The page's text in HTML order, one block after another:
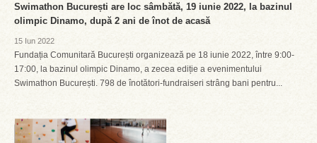
Swimathon București are loc sâmbătă, 19 iunie 2022, la bazinul
olimpic Dinamo, după 2 ani de înot de acasă
15 Iun 2022
Fundația Comunitară București organizează pe 18 iunie 2022, între 9:00-
17:00, la bazinul olimpic Dinamo, a zecea ediție a evenimentului
Swimathon București. 798 de înotători-fundraiseri strâng bani pentru...